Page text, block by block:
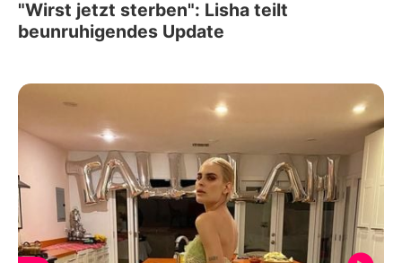
"Wirst jetzt sterben": Lisha teilt
beunruhigendes Update